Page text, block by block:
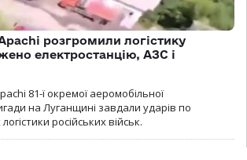
розгромили логістику
електростанцію, АЗС і
81-ї окремої аеромобільної
на Луганщині завдали ударів по
російських військ.